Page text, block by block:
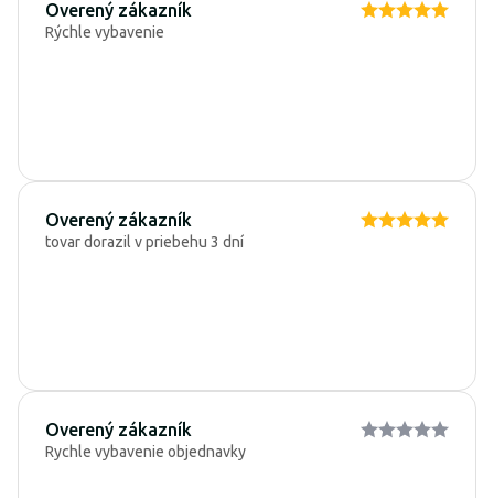
Overený zákazník
Rýchle vybavenie
Overený zákazník
tovar dorazil v priebehu 3 dní
Overený zákazník
Rychle vybavenie objednavky